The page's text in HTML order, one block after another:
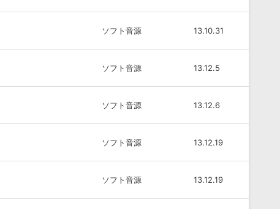
ソフト音源 13.10.31
ソフト音源 13.12.5
ソフト音源 13.12.6
ソフト音源 13.12.19
ソフト音源 13.12.19